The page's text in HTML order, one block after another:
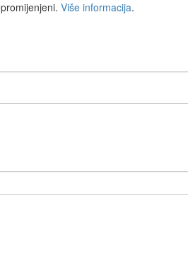
Više informacija.